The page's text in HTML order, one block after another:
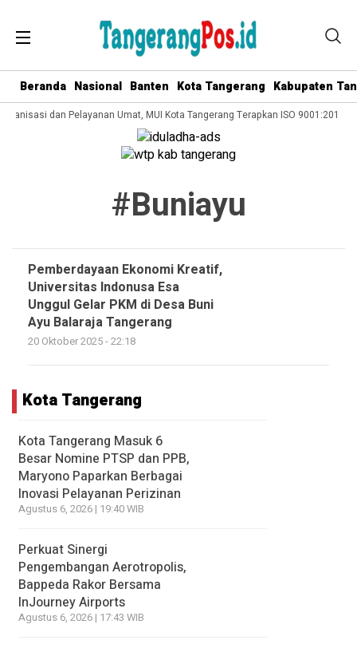
Beranda Nasional Banten Kota Tangerang Kabupaten
dan Pelayanan Umat, MUI Kota Tangerang Terapkan ISO 9001:2015
#buniayu
Pemberdayaan Ekonomi Kreatif,
Universitas Indonusa Esa
Unggul Gelar PKM di Desa Buni
Ayu Balaraja Tangerang
20 Oktober 2025 - 22:18
Kota Tangerang
Kota Tangerang Masuk 6
Besar Nomine PTSP dan PPB,
Maryono Paparkan Berbagai
Inovasi Pelayanan Perizinan
Agustus 6, 2026 | 19:40 WIB
Perkuat Sinergi
Pengembangan Aerotropolis,
Bappeda Rakor Bersama
InJourney Airports
Agustus 6, 2026 | 17:43 WIB